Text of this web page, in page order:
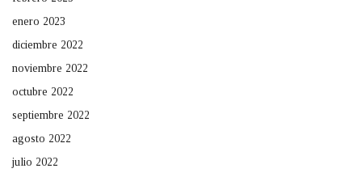
enero 2023
diciembre 2022
noviembre 2022
octubre 2022
septiembre 2022
agosto 2022
julio 2022